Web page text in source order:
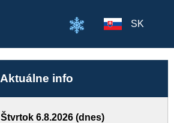
SK
Aktuálne info
Štvrtok 6.8.2026 (dnes)